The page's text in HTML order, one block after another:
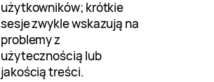
użytkowników; krótkie
sesje zwykle wskazują na
problemy z
użytecznością lub
jakością treści.